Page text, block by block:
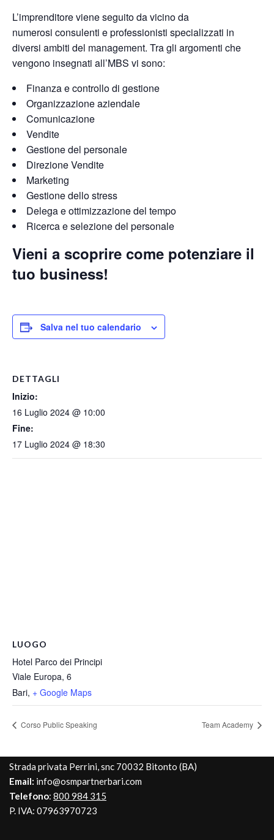
L’imprenditore viene seguito da vicino da
numerosi consulenti e professionisti specializzati in
diversi ambiti del management. Tra gli argomenti che
vengono insegnati all’MBS vi sono:
Finanza e controllo di gestione
Organizzazione aziendale
Comunicazione
Vendite
Gestione del personale
Direzione Vendite
Marketing
Gestione dello stress
Delega e ottimizzazione del tempo
Ricerca e selezione del personale
Vieni a scoprire come potenziare il
tuo business!
Salva nel tuo calendario
DETTAGLI
Inizio:
16 Luglio 2024 @ 10:00
Fine:
17 Luglio 2024 @ 18:30
LUOGO
Hotel Parco dei Principi
Viale Europa, 6
Bari, + Google Maps
Corso Public Speaking Team Academy
Strada privata Perrini, snc 70032 Bitonto (BA)
Email: info@osmpartnerbari.com
Telefono: 800 984 315
P. IVA: 07963970723